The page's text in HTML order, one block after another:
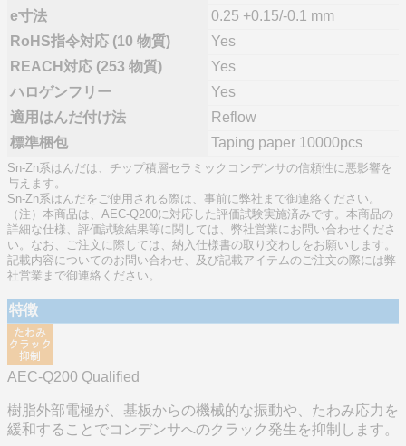
e寸法
0.25 +0.15/-0.1 mm
RoHS指令対応 (10 物質)
Yes
REACH対応 (253 物質)
Yes
ハロゲンフリー
Yes
適用はんだ付け法
Reflow
標準梱包
Taping paper 10000pcs
Sn-Zn系はんだは、チップ積層セラミックコンデンサの信頼性に悪影響を
与えます。
Sn-Zn系はんだをご使用される際は、事前に弊社まで御連絡ください。
（注）本商品は、AEC-Q200に対応した評価試験実施済みです。本商品の
詳細な仕様、評価試験結果等に関しては、弊社営業にお問い合わせくださ
い。なお、ご注文に際しては、納入仕様書の取り交わしをお願いします。
記載内容についてのお問い合わせ、及び記載アイテムのご注文の際には弊
社営業まで御連絡ください。
特徴
AEC-Q200 Qualified
樹脂外部電極が、基板からの機械的な振動や、たわみ応力を
緩和することでコンデンサへのクラック発生を抑制します。